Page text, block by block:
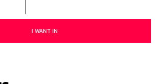
I WANT IN